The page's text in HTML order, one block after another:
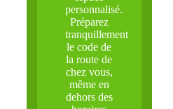
personnalisé.
Préparez
tranquillement
le code de
la route de
chez vous,
même en
dehors des